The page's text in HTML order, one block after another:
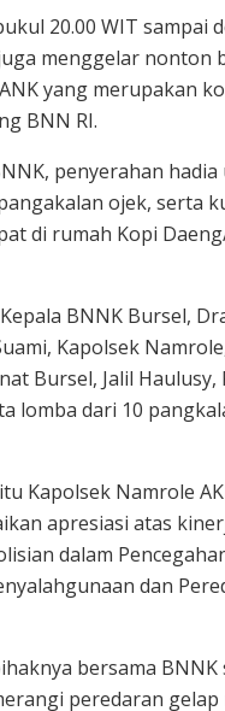
20.00 WIT sampai
menggelar nonton
yang merupakan
BNN RI.
penyerahan
ojek, serta
di rumah Kopi
BNNK Bursel,
Kapolsek
Bursel, Jalil Haulusy,
lomba dari 10
Kapolsek Namrole
apresiasi atas
dalam
dan
bersama BNNK
peredaran